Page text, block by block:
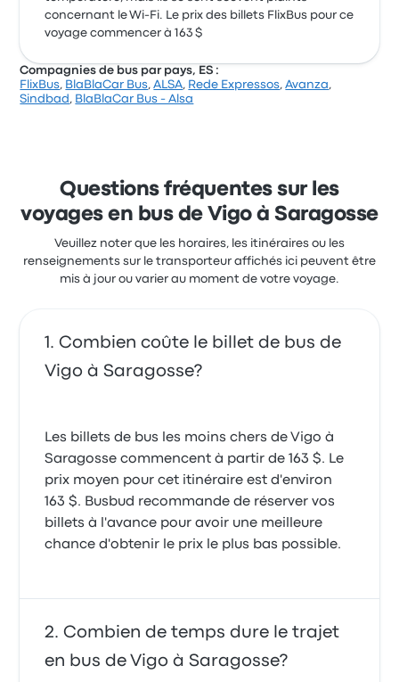
concernant le Wi-Fi. Le prix des billets FlixBus pour ce
voyage commencer à 163 $
Compagnies de bus par pays, ES :
FlixBus, BlaBlaCar Bus,ALSA, Rede Expressos,Avanza,
Sindbad , BlaBlaCar Bus - Alsa
Questions fréquentes sur les
voyages en bus de Vigo à Saragosse
Veuillez noter que les horaires, les itinéraires ou les
renseignements sur le transporteur affichés ici peuvent être
mis à jour ou varier au moment de votre voyage.
Combien coûte le billet de bus de
Vigo à Saragosse?
Les billets de bus les moins chers de Vigo à
Saragosse commencent à partir de 163 $. Le
prix moyen pour cet itinéraire est d'environ
163 $. Busbud recommande de réserver vos
billets à l'avance pour avoir une meilleure
chance d'obtenir le prix le plus bas possible.
Combien de temps dure le trajet
en bus de Vigo à Saragosse?